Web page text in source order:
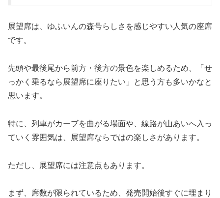
展望席は、ゆふいんの森号らしさを感じやすい人気の座席
です。
先頭や最後尾から前方・後方の景色を楽しめるため、「せ
っかく乗るなら展望席に座りたい」と思う方も多いかなと
思います。
特に、列車がカーブを曲がる場面や、線路が山あいへ入っ
ていく雰囲気は、展望席ならではの楽しさがあります。
ただし、展望席には注意点もあります。
まず、席数が限られているため、発売開始後すぐに埋まり